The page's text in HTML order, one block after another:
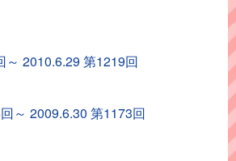
～ 2010.6.29 第1219回
～ 2009.6.30 第1173回